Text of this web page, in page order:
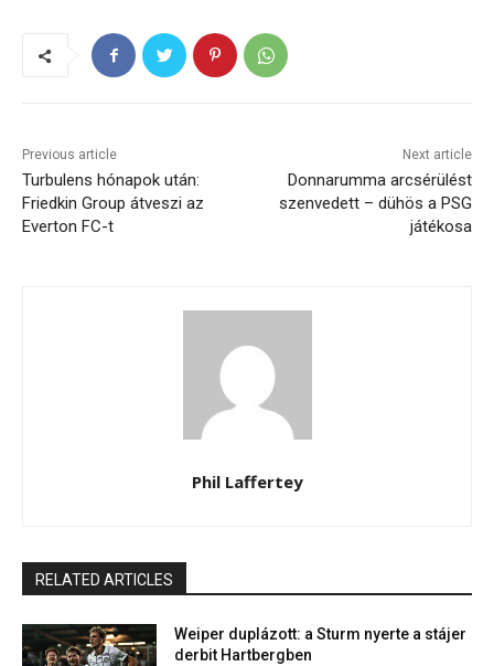
Previous article
Turbulens hónapok után:
Friedkin Group átveszi az
Everton FC-t
Next article
Donnarumma arcsérülést
szenvedett – dühös a PSG
játékosa
Phil Laffertey
RELATED ARTICLES
Weiper duplázott: a Sturm nyerte a stájer
derbit Hartbergben